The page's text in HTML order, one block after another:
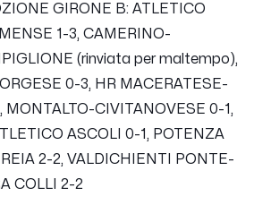
GIRONE B: ATLETICO
1-3, CAMERINO-
(rinviata per maltempo),
0-3, HR MACERATESE-
MONTALTO-CIVITANOVESE 0-1,
ASCOLI 0-1, POTENZA
2-2, VALDICHIENTI PONTE-
COLLI 2-2